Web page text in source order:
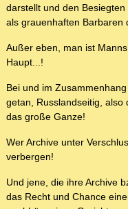
darstellt und den
als grauenhaften Barbaren
Außer eben, man ist
Haupt...!
Bei und im
getan, Russlandseitig,
das große Ganze!
Wer Archive unter
verbergen!
Und jene, die ihre Archive
das Recht und Chance